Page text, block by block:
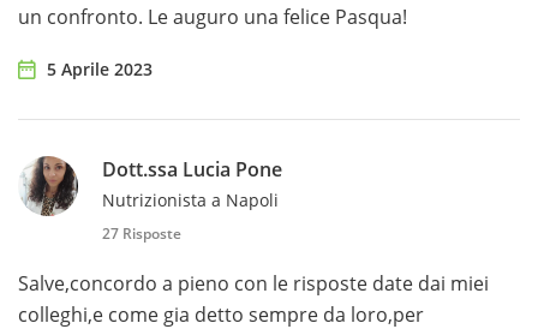
un confronto. Le auguro una felice Pasqua!
5 Aprile 2023
Dott.ssa Lucia Pone
Nutrizionista a Napoli
27 Risposte
Salve,concordo a pieno con le risposte date dai miei
colleghi,e come gia detto sempre da loro,per